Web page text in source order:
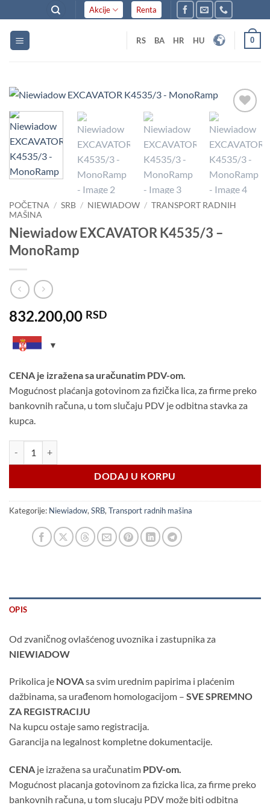
to
content
Akcije Renta
RS BA HR HU 0
u listu
želja
POČETNA / SRB / NIEWIADOW / TRANSPORT RADNIH
MAŠINA
Niewiadow EXCAVATOR K4535/3 –
MonoRamp
832.200,00 RSD
CENA je izražena sa uračunatim PDV-om.
Mogućnost plaćanja gotovinom za fizička lica, za firme preko
bankovnih računa, u tom slučaju PDV je odbitna stavka za
kupca.
DODAJ U KORPU
Kategorije: Niewiadow, SRB, Transport radnih mašina
OPIS
Od zvaničnog ovlašćenog uvoznika i zastupnika za
NIEWIADOW
Prikolica je NOVAsa svim urednim papirima i plaćenim
dažbinama, sa urađenom homologacijom – SVE SPREMNO
ZA REGISTRACIJU
Na kupcu ostaje samo registracija.
Garancija na legalnost kompletne dokumentacije.
CENA je izražena sa uračunatim PDV-om.
Mogućnost placanja gotovinom za fizicka lica, za firme preko
bankovnih računa, u tom slucaju PDV može biti odbitna